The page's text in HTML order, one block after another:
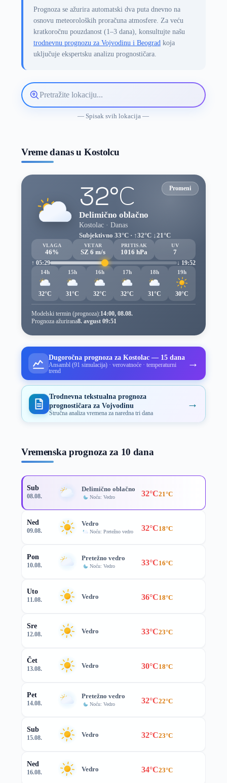
Prognoza se ažurira automatski dva puta dnevno na
osnovu meteoroloških proračuna atmosfere. Za veću
kratkoročnu pouzdanost (1–3 dana), konsultujte našu
trodnevnu prognozu za Vojvodinu i Beogradkoja
uključuje ekspertsku analizu prognostičara.
Pretražite
lokaciju
— Spisak svih lokacija —
Vreme danas u Kostolcu
Promeni
32°C
Delimično oblačno
Kostolac · Danas
Subjektivno 33°C · ↑32°C ↓21°C
VLAGA
46%
VETAR
SZ 6 m/s
PRITISAK
1016 hPa
UV
7
↑ 05:29
↓ 19:52
14h
32°C
15h
31°C
16h
32°C
17h
32°C
18h
31°C
19h
30°C
Modelski termin (prognoza):14:00, 08.08.
Prognoza ažurirana8. avgust 09:51
Dugoročna prognoza za Kostolac — 15 dana
Ansambl (91 simulacija) · verovatnoće · temperaturni
trend
→
Trodnevna tekstualna prognoza
prognostičara za Vojvodinu
Stručna analiza vremena za naredna tri dana
→
Vremenska prognoza za 10 dana
Sub
08.08.
Delimično oblačno
Noću: Vedro 32°C21°C
Ned
09.08.
Vedro
Noću: Pretežno vedro 32°C18°C
Pon
10.08.
Pretežno vedro
Noću: Vedro 33°C16°C
Uto
11.08. Vedro 36°C18°C
Sre
12.08. Vedro 33°C23°C
Čet
13.08. Vedro 30°C18°C
Pet
14.08.
Pretežno vedro
Noću: Vedro 32°C22°C
Sub
15.08. Vedro 32°C23°C
Ned
16.08. Vedro 34°C23°C